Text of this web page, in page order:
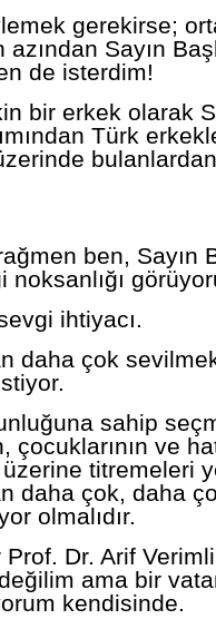
gerekirse;
Sayın
de isterdim!
bir erkek olarak
Türk
ben, Sayın
noksanlığı
ihtiyacı.
daha çok
sahip
çocuklarının ve
üzerine titremeleri
daha çok, daha
olmalıdır.
Dr. Arif
ama bir
kendisinde.